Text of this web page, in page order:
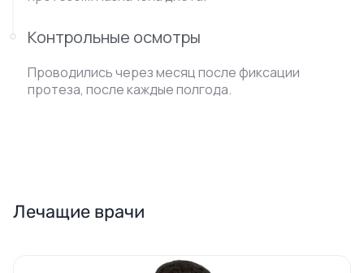
Контрольные осмотры
Проводились через месяц после фиксации
протеза, после каждые полгода.
Лечащие врачи